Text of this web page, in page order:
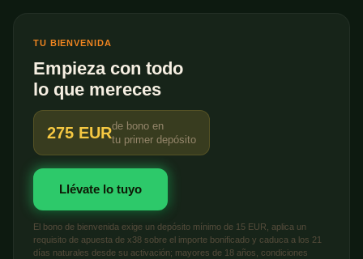
TU BIENVENIDA
Empieza con todo
lo que mereces
275 EURde bono en
tu primer depósito
Llévate lo tuyo
El bono de bienvenida exige un depósito mínimo de 15 EUR, aplica un
requisito de apuesta de x38 sobre el importe bonificado y caduca a los 21
días naturales desde su activación; mayores de 18 años, condiciones